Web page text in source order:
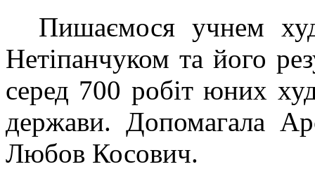
Пишаємося учнем
Нетіпанчуком та його
серед 700 робіт юних
держави. Допомагала
Любов Косович.